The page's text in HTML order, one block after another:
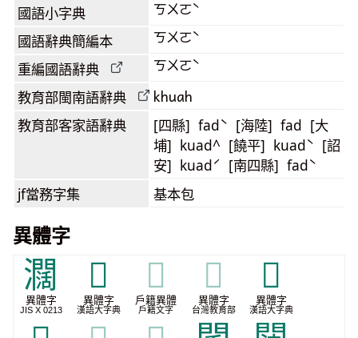
國語小字典 ㄎㄨㄛˋ
國語辭典簡編本 ㄎㄨㄛˋ
重編國語辭典 ㄎㄨㄛˋ
教育部閩南語辭典 khuah
教育部客家語辭典
[四縣] fadˋ [海陸] fad [大
埔] kuad^ [饒平] kuadˋ [詔
安] kuadˊ [南四縣] fadˋ
jf當務字集 基本包
異體字
𤄃
異體字
JIS X 0213
𨴿
異體字
漢語大字典
𨴿
戶籍異體
戶籍文字
𨴿
異體字
台灣教育部
𨶐
異體字
漢語大字典